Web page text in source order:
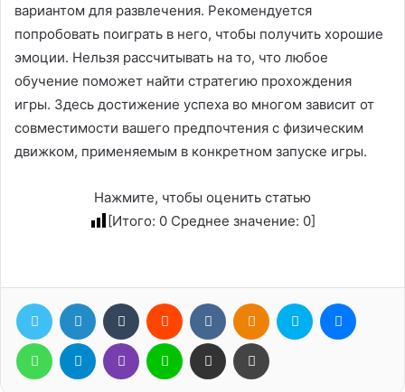
вариантом для развлечения. Рекомендуется
попробовать поиграть в него, чтобы получить хорошие
эмоции. Нельзя рассчитывать на то, что любое
обучение поможет найти стратегию прохождения
игры. Здесь достижение успеха во многом зависит от
совместимости вашего предпочтения с физическим
движком, применяемым в конкретном запуске игры.
Нажмите, чтобы оценить статью
[Итого: 0 Среднее значение: 0]
Twitter LinkedIn Tumblr Reddit ВконтактеОдноклассники
Skype
WhatsAppTelegram Viber Line Поделиться через электронную почту Печатать